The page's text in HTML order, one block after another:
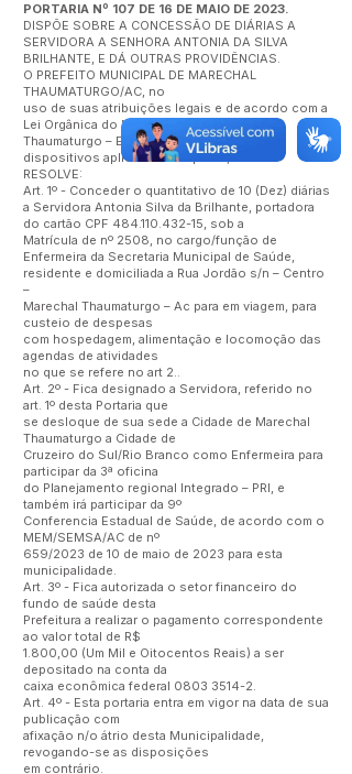
PORTARIA Nº 107 DE 16 DE MAIO DE 2023.
DISPÕE SOBRE A CONCESSÃO DE DIÁRIAS A
SERVIDORA A SENHORA ANTONIA DA SILVA
BRILHANTE, E DÁ OUTRAS PROVIDÊNCIAS.
O PREFEITO MUNICIPAL DE MARECHAL
THAUMATURGO/AC, no
uso de suas atribuições legais e de acordo com a
Lei Orgânica do Município de Marechal
Thaumaturgo – Estado do Acre – e demais
dispositivos aplicáveis à espécie,
RESOLVE:
Art. 1º - Conceder o quantitativo de 10 (Dez) diárias
a Servidora Antonia Silva da Brilhante, portadora
do cartão CPF 484.110.432-15, sob a
Matrícula de nº 2508, no cargo/função de
Enfermeira da Secretaria Municipal de Saúde,
residente e domiciliada a Rua Jordão s/n – Centro
–
Marechal Thaumaturgo – Ac para em viagem, para
custeio de despesas
com hospedagem, alimentação e locomoção das
agendas de atividades
no que se refere no art 2..
Art. 2º - Fica designado a Servidora, referido no
art. 1º desta Portaria que
se desloque de sua sede a Cidade de Marechal
Thaumaturgo a Cidade de
Cruzeiro do Sul/Rio Branco como Enfermeira para
participar da 3ª oficina
do Planejamento regional Integrado – PRI, e
também irá participar da 9º
Conferencia Estadual de Saúde, de acordo com o
MEM/SEMSA/AC de nº
659/2023 de 10 de maio de 2023 para esta
municipalidade.
Art. 3º - Fica autorizada o setor financeiro do
fundo de saúde desta
Prefeitura a realizar o pagamento correspondente
ao valor total de R$
1.800,00 (Um Mil e Oitocentos Reais) a ser
depositado na conta da
caixa econômica federal 0803 3514-2.
Art. 4º - Esta portaria entra em vigor na data de sua
publicação com
afixação n/o átrio desta Municipalidade,
revogando-se as disposições
em contrário.